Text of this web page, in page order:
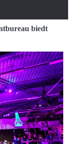
biedt